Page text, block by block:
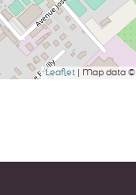
Leaflet | Map data ©